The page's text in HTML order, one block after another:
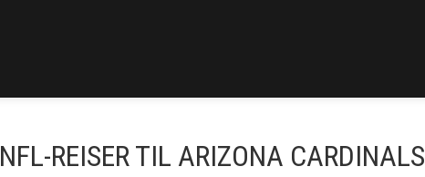
NFL-REISER TIL ARIZONA CARDINALS